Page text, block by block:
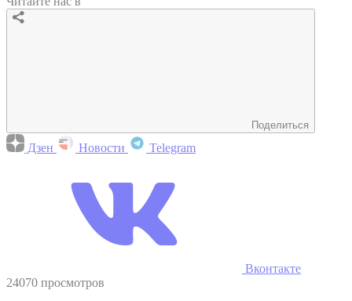
Поделиться
Дзен Новости Telegram
Вконтакте
24070 просмотров